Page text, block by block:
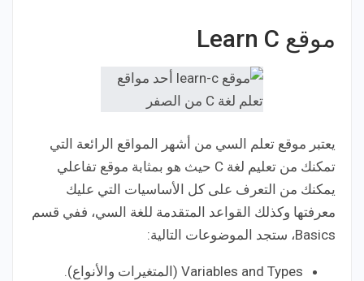
موقع Learn C
يعتبر موقع تعلم السي من أشهر المواقع الرائعة التي
تمكنك من تعليم لغة C حيث هو بمثابة موقع تفاعلي
يمكنك من التعرف على كل الأساسيات التي عليك
معرفتها وكذلك القواعد المتقدمة للغة السي، ففي قسم
Basics، ستجد الموضوعات التالية:
Variables and Types (المتغيرات والأنواع).